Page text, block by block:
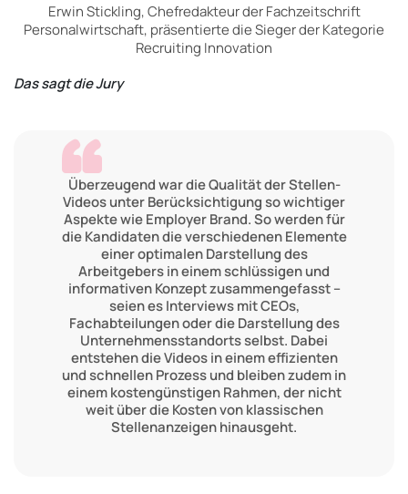
Erwin Stickling, Chefredakteur der Fachzeitschrift
Personalwirtschaft, präsentierte die Sieger der Kategorie
Recruiting Innovation
Das sagt die Jury
Überzeugend war die Qualität der Stellen-
Videos unter Berücksichtigung so wichtiger
Aspekte wie Employer Brand. So werden für
die Kandidaten die verschiedenen Elemente
einer optimalen Darstellung des
Arbeitgebers in einem schlüssigen und
informativen Konzept zusammengefasst –
seien es Interviews mit CEOs,
Fachabteilungen oder die Darstellung des
Unternehmensstandorts selbst. Dabei
entstehen die Videos in einem effizienten
und schnellen Prozess und bleiben zudem in
einem kostengünstigen Rahmen, der nicht
weit über die Kosten von klassischen
Stellenanzeigen hinausgeht.